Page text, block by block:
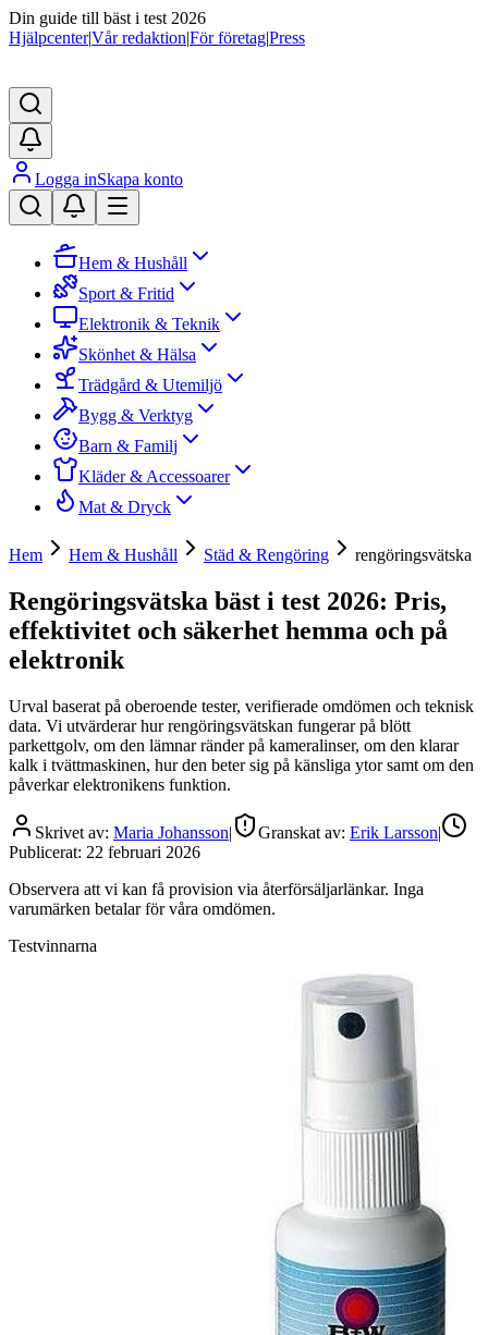
Din guide till bäst i test 2026
Hjälpcenter|Vår redaktion|För företag|Press
Logga inSkapa konto
Hem & Hushåll
Sport & Fritid
Elektronik & Teknik
Skönhet & Hälsa
Trädgård & Utemiljö
Bygg & Verktyg
Barn & Familj
Kläder & Accessoarer
Mat & Dryck
Hem Hem & Hushåll Städ & Rengöring rengöringsvätska
Rengöringsvätska bäst i test 2026: Pris,
effektivitet och säkerhet hemma och på
elektronik
Urval baserat på oberoende tester, verifierade omdömen och teknisk
data. Vi utvärderar hur rengöringsvätskan fungerar på blött
parkettgolv, om den lämnar ränder på kameralinser, om den klarar
kalk i tvättmaskinen, hur den beter sig på känsliga ytor samt om den
påverkar elektronikens funktion.
Skrivet av: Maria Johansson| Granskat av: Erik Larsson|
Publicerat: 22 februari 2026
Observera att vi kan få provision via återförsäljarlänkar. Inga
varumärken betalar för våra omdömen.
Testvinnarna